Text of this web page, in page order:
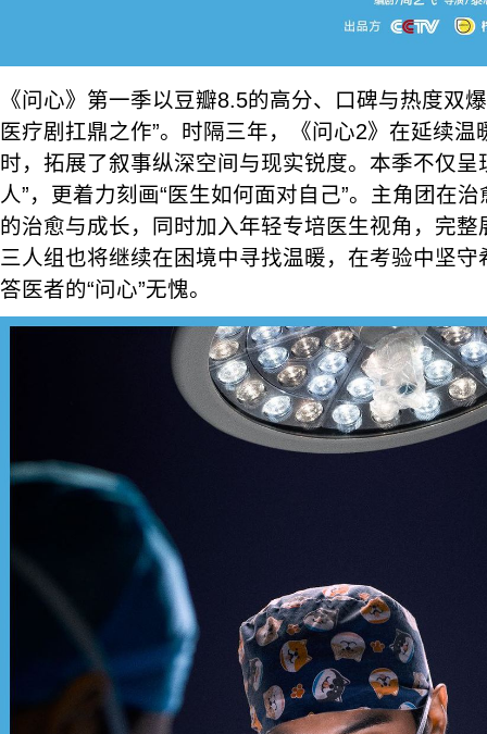
《问心》第一季以豆瓣8.5的高分、口碑与热度双
医疗剧扛鼎之作”。时隔三年，《问心2》在延续温
时，拓展了叙事纵深空间与现实锐度。本季不仅呈
人”，更着力刻画“医生如何面对自己”。主角团在
的治愈与成长，同时加入年轻专培医生视角，完
三人组也将继续在困境中寻找温暖，在考验中坚
答医者的“问心”无愧。